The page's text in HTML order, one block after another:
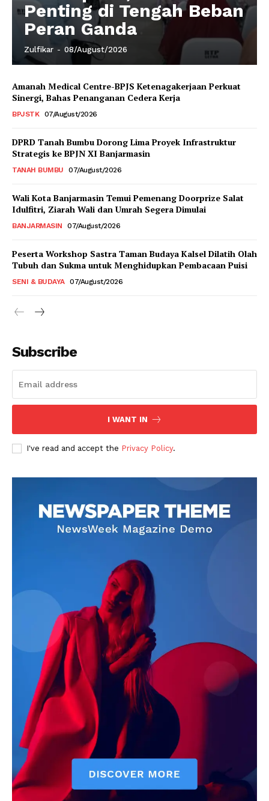
Penting di Tengah Beban
Peran Ganda
Zulfikar - 08/August/2026
Amanah Medical Centre-BPJS Ketenagakerjaan Perkuat
Sinergi, Bahas Penanganan Cedera Kerja
BPJSTK 07/August/2026
DPRD Tanah Bumbu Dorong Lima Proyek Infrastruktur
Strategis ke BPJN XI Banjarmasin
TANAH BUMBU 07/August/2026
Wali Kota Banjarmasin Temui Pemenang Doorprize Salat
Idulfitri, Ziarah Wali dan Umrah Segera Dimulai
BANJARMASIN 07/August/2026
Peserta Workshop Sastra Taman Budaya Kalsel Dilatih Olah
Tubuh dan Sukma untuk Menghidupkan Pembacaan Puisi
SENI & BUDAYA 07/August/2026
Subscribe
I WANT IN
I've read and accept the Privacy Policy.